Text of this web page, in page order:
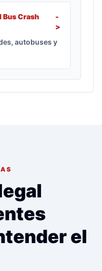
Bus Crash
-
>
autobuses y
el